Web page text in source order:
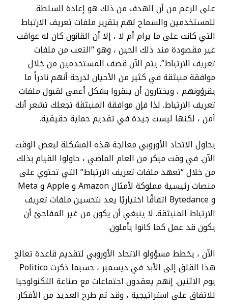
على الرغم من أن الهدف من ذلك هو إعادة السلطة
للمستخدمين والسماح لهم بتقرير ملفات تعريف الارتباط
التي كانت على ما يرام أم لا ، إلا أن القانون كان له عواقب
غير مقصودة منذ ذلك الحين ، وهو “التعب من ملفات
تعريف الارتباط”. يتم الآن قصف المستخدمين من خلال
موافقة منبثقة في كثير من الأحيان لدرجة أنهم نادراً ما
يقرؤونهم ، ويختارون أن ينقروا بشكل أعمى لقبول ملفات
تعريف الارتباط. لذا فإن موافقة المنبثقة تجعلك تشعر أنك
آمن ، لكنها ليست جيدة في تقديم حماية حقيقية.
يحاول الاتحاد الأوروبي معالجة هذه المشكلة لبعض الوقت
الآن. في وقت مبكر من العام الماضي ، حاولوا القيام بذلك
من خلال “تعهد ملفات تعريف الارتباط” التي تحتوي على
منصات رئيسية مملوكة لأمثال Amazon و Apple و Meta
و Bytedance اتفاقًا اختياريًا يعد بتحسين ملفات تعريف
الارتباط المنبثقة. لا ينبغي أن يكون من غير المفاجئ أن
يكون قد عمل كما كانوا يأملون.
الآن ، يخطط مسؤولو الاتحاد الأوروبي لتقديم قاعدة تعالج
هذا القلق إلى الأبد في ديسمبر ، حسبما ذكرت Politico
يوم الاثنين. إنهم يعقدون اجتماعات مع صناعة التكنولوجيا
للاتفاق على استراتيجية ، وقد تم طرح العديد من الأفكار.